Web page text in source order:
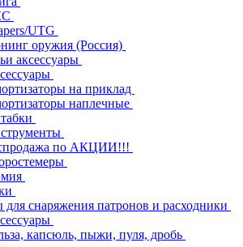
UTG
оружия (Россия)
аксессуары
на приклад
наплечные
по АКЦИИ!!!
снаряжения патронов и расходники
капсюль, пыжи, пуля, дробь